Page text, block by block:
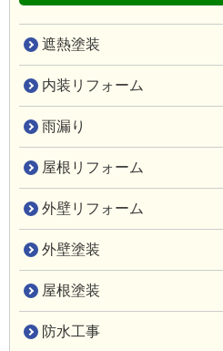
遮熱塗装
内装リフォーム
雨漏り
屋根リフォーム
外壁リフォーム
外壁塗装
屋根塗装
防水工事